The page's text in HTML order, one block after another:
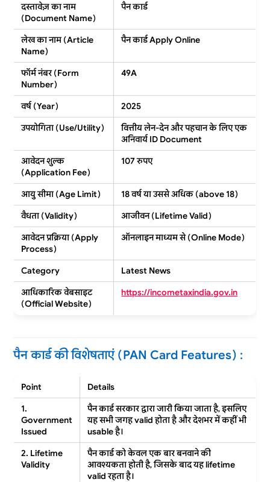
दस्तावेज़ का नाम
(Document Name)
पैन कार्ड
लेख का नाम (Article
Name)
पैन कार्ड Apply Online
फॉर्म नंबर (Form
Number)
49A
वर्ष (Year)
2025
उपयोगिता (Use/Utility)
वित्तीय लेन-देन और पहचान के लिए एक
अनिवार्य ID Document
आवेदन शुल्क
(Application Fee)
107 रुपए
आयु सीमा (Age Limit) 18 वर्ष या उससे अधिक (above 18)
वैधता (Validity)
आजीवन(Lifetime Valid)
आवेदन प्रक्रिया (Apply
Process)
ऑनलाइन माध्यम से(Online Mode)
Category
Latest News
आधिकारिक वेबसाइट
(Official Website)
https://incometaxindia.gov.in
पैन कार्ड की विशेषताएं (PAN Card Features) :
Point
Details
1.
Government
Issued
पैन कार्ड सरकार द्वारा जारी किया जाता है, इसलिए
यह सभी जगहvalidहोता है और देशभर में कहीं भी
usableहै।
2. Lifetime
Validity
पैन कार्ड को केवल एक बार बनवाने की
आवश्यकता होती है, जिसके बाद यहlifetime
validरहता है।